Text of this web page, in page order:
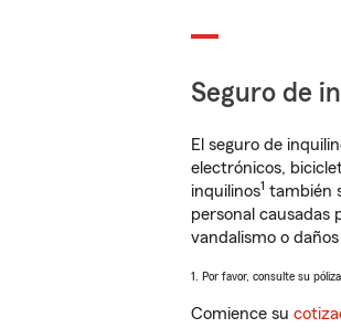
Seguro de
El seguro de
electrónicos,
inquilinos1 también
personal causadas
vandalismo o
1. Por favor, consulte su
Comience su